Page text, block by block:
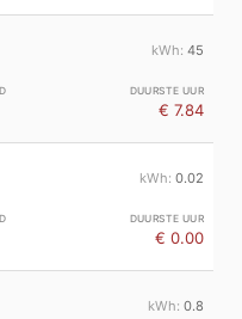
45
€ 7.84
0.02
€ 0.00
0.8